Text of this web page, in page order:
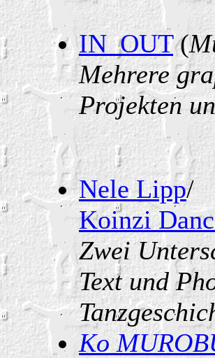
IN_OUT(
Mehrere
Projekten
Nele Lipp/
Koinzi
Zwei
Text und
Ko